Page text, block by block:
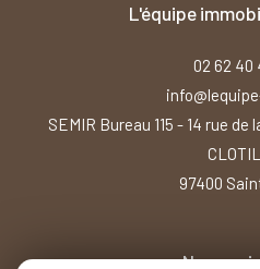
l'équipe
02 62 40
SEMIR Bureau 115 - 14 rue
97400
Nous